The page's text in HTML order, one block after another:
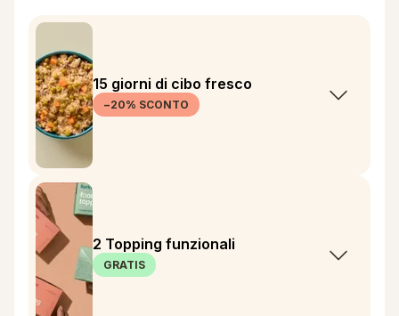
15 giorni di cibo fresco
−20% SCONTO
2 Topping funzionali
GRATIS